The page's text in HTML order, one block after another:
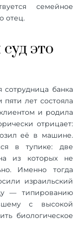
семейное
отец.
это
банка
лет состояла
и родила
отрицает:
её в машине.
в тупике: две
из которых не
Именно тогда
израильский
— типированию
с высокой
биологическое